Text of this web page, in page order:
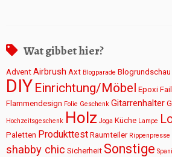
Wat gibbet hier?
Advent Airbrush Axt Blogparade Blogrundschau
DIY Einrichtung/Möbel Epoxi Fail
Flammendesign Folie Geschenk Gitarrenhalter
Hochzeitsgeschenk Holz Joga Küche Lampe
Paletten Produkttest Raumteiler Rippenpresse
shabby chic Sicherheit Sonstige